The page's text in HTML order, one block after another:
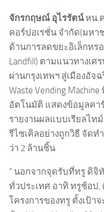
จักรกฤษณ์ อุไรรัตน์หน.
คอร์ปอเรชั่น จำกัด(มหา
ด้านการลดขยะอิเล็กทร
Landfill) ตามแนวทางเ
ผ่านกรุงเทพฯ สู่เมืองอั
Waste Vending
อัตโนมัติ แสดงข้อมูลคา
รายงานผลแบบเรียลไท
รีไซเคิลอย่างถูกวิธี จัดท
ว่า 2 ล้านชิ้น
“ นอกจากจุดรับที่ทรู ดิจิ
ทั่วประเทศ อาทิ ทรูช้อป,
โครงการของทรู ตั้งเป้า